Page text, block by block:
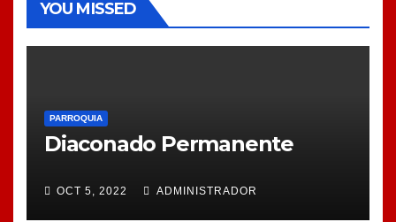
YOU MISSED
PARROQUIA
Diaconado Permanente
OCT 5, 2022 ADMINISTRADOR